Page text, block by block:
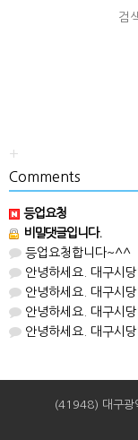
검
+
Comments
등업요청
비밀댓글입니다.
등업요청합니다~^^
안녕하세요. 대구시당입
안녕하세요. 대구시당입
안녕하세요. 대구시당입
안녕하세요. 대구시당입
(41948) 대구광